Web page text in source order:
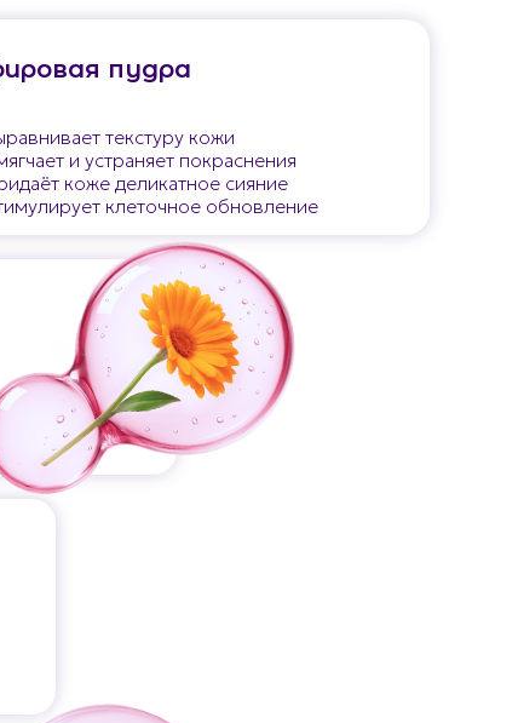
пудра
текстуру кожи
и устраняет покраснения
коже деликатное сияние
клеточное обновление